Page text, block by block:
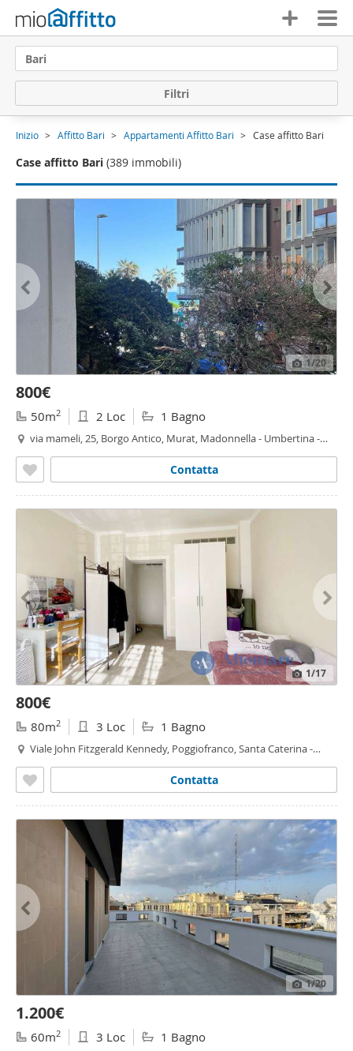
Bari
Filtri
Inizio Affitto Bari Appartamenti Affitto Bari Case affitto Bari
Case affitto Bari (389 immobili)
1/20
800€
50m2 2 Loc 1 Bagno
via mameli, 25, Borgo Antico, Murat, Madonnella - Umbertina -
Contatta
1/17
800€
80m2 3 Loc 1 Bagno
Viale John Fitzgerald Kennedy, Poggiofranco, Santa Caterina -
Contatta
1/20
1.200€
60m2 3 Loc 1 Bagno